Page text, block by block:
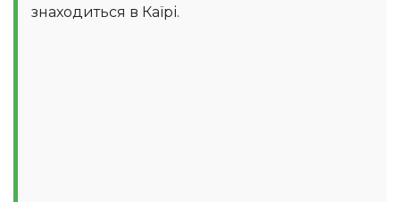
знаходиться в Каїрі.